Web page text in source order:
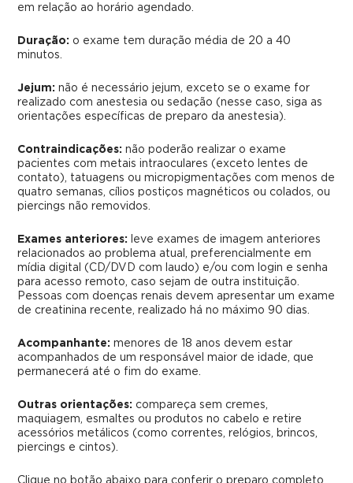
em relação ao horário agendado.
Duração: o exame tem duração média de 20 a 40
minutos.
Jejum: não é necessário jejum, exceto se o exame for
realizado com anestesia ou sedação (nesse caso, siga as
orientações específicas de preparo da anestesia).
Contraindicações:não poderão realizar o exame
pacientes com metais intraoculares (exceto lentes de
contato), tatuagens ou micropigmentações com menos de
quatro semanas, cílios postiços magnéticos ou colados, ou
piercings não removidos.
Exames anteriores:
leve exames de imagem anteriores
relacionados ao problema atual, preferencialmente em
mídia digital (CD/DVD com laudo) e/ou com login e senha
para acesso remoto, caso sejam de outra instituição.
Pessoas com doenças renais devem apresentar um exame
de creatinina recente, realizado há no máximo 90 dias.
Acompanhante: menores de 18 anos devem estar
acompanhados de um responsável maior de idade, que
permanecerá até o fim do exame.
Outras orientações: compareça sem cremes,
maquiagem, esmaltes ou produtos no cabelo e retire
acessórios metálicos (como correntes, relógios, brincos,
piercings e cintos).
Clique no botão abaixo para conferir o preparo completo